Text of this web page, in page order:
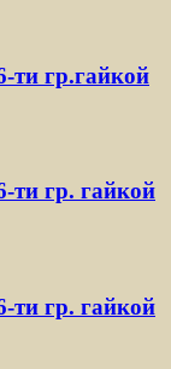
ти гр.гайкой
ти гр. гайкой
ти гр. гайкой